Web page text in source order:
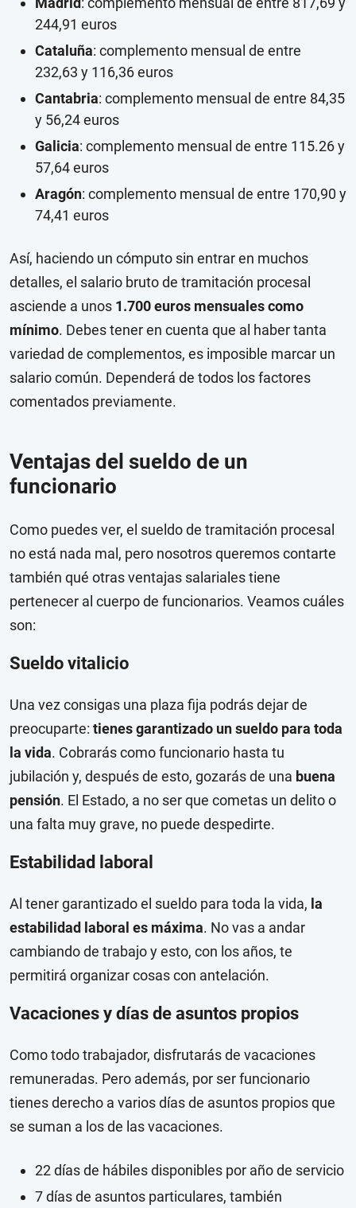
244,91 euros
Cataluña: complemento mensual de entre
232,63 y 116,36 euros
Cantabria: complemento mensual de entre 84,35
y 56,24 euros
Galicia: complemento mensual de entre 115.26 y
57,64 euros
Aragón: complemento mensual de entre 170,90 y
74,41 euros
Así, haciendo un cómputo sin entrar en muchos
detalles, el salario bruto de tramitación procesal
asciende a unos 1.700 euros mensuales como
mínimo. Debes tener en cuenta que al haber tanta
variedad de complementos, es imposible marcar un
salario común. Dependerá de todos los factores
comentados previamente.
Ventajas del sueldo de un
funcionario
Como puedes ver, el sueldo de tramitación procesal
no está nada mal, pero nosotros queremos contarte
también qué otras ventajas salariales tiene
pertenecer al cuerpo de funcionarios. Veamos cuáles
son:
Sueldo vitalicio
Una vez consigas una plaza fija podrás dejar de
preocuparte: tienes garantizado un sueldo para toda
la vida. Cobrarás como funcionario hasta tu
jubilación y, después de esto, gozarás de una buena
pensión. El Estado, a no ser que cometas un delito o
una falta muy grave, no puede despedirte.
Estabilidad laboral
Al tener garantizado el sueldo para toda la vida, la
estabilidad laboral es máxima. No vas a andar
cambiando de trabajo y esto, con los años, te
permitirá organizar cosas con antelación.
Vacaciones y días de asuntos propios
Como todo trabajador, disfrutarás de vacaciones
remuneradas. Pero además, por ser funcionario
tienes derecho a varios días de asuntos propios que
se suman a los de las vacaciones.
22 días de hábiles disponibles por año de servicio
7 días de asuntos particulares, también